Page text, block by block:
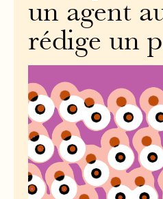
un agent
rédige un